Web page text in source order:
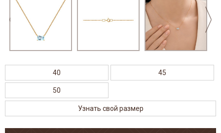
40 45
50
Узнать свой размер